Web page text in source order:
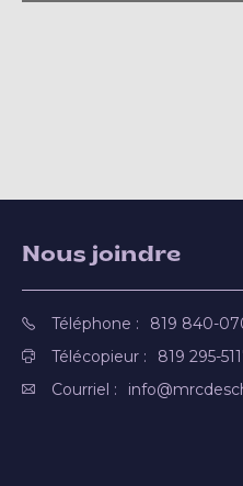
Nous joindre
Téléphone :
819 840-
Télécopieur :
819 295-
Courriel :